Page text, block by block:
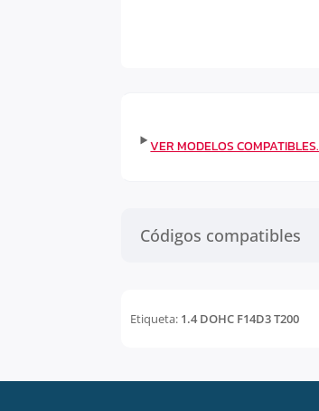
Códigos compatibles
Etiqueta: 1.4 DOHC F14D3 T200